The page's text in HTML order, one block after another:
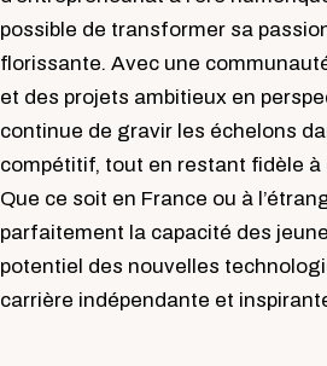
possible de transformer sa
florissante. Avec une
et des projets ambitieux en
continue de gravir les échelons
compétitif, tout en restant fidèle à
Que ce soit en France ou à
parfaitement la capacité des
potentiel des nouvelles
carrière indépendante et